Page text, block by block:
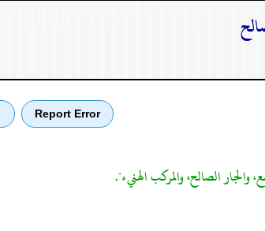
Report Error
الصالح، والمركب الهنيء".